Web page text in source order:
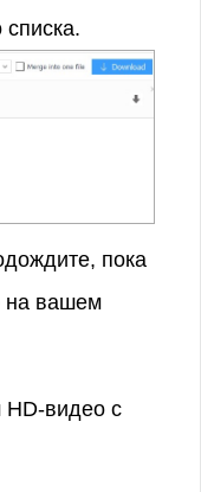
пока
на вашем
HD-видео с